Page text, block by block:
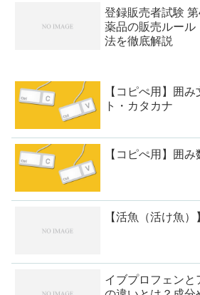
登録販売者試験
薬品の販売ルール
法を徹底解説
【コピぺ用】囲
ト・カタカナ
【コピぺ用】囲
【活魚（活け魚
イブプロフェンと